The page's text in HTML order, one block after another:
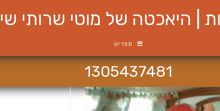
| היאכטה של מוטי שרותי
תפריט
1305437481